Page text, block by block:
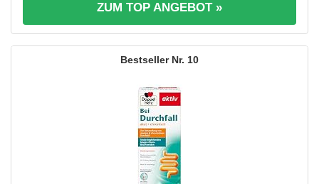
ZUM TOP ANGEBOT »
10